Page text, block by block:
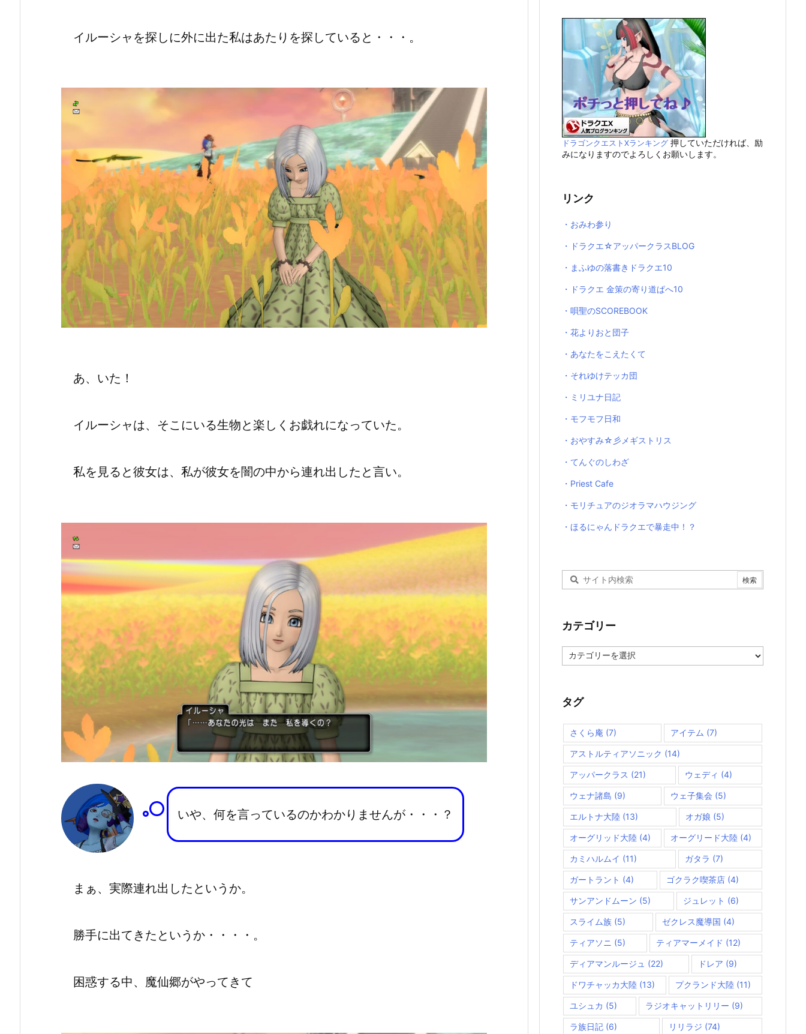
イルーシャを探しに外に出た私はあたりを探していると・・・。
あ、いた！
イルーシャは、そこにいる生物と楽しくお戯れになっていた。
私を見ると彼女は、私が彼女を闇の中から連れ出したと言い。
いや、何を言っているのかわかりませんが・・・？
まぁ、実際連れ出したというか。
勝手に出てきたというか・・・・。
困惑する中、魔仙郷がやってきて
ドラゴンクエストXランキング 押していただければ、励
みになりますのでよろしくお願いします。
リンク
・おみわ参り
・ドラクエ☆アッパークラスBLOG
・まふゆの落書きドラクエ10
・ドラクエ 金策の寄り道ぱへ10
・唄聖のSCOREBOOK
・花よりおと団子
・あなたをこえたくて
・それゆけテッカ団
・ミリユナ日記
・モフモフ日和
・おやすみ☆彡メギストリス
・てんぐのしわざ
・Priest Cafe
・モリチュアのジオラマハウジング
・ほるにゃんドラクエで暴走中！？
カテゴリー
テ
ー
タグ
さくら庵 (7) アイテム (7)
アストルティアソニック (14)
アッパークラス (21) ウェディ (4)
ウェナ諸島 (9) ウェ子集会 (5)
エルトナ大陸 (13) オガ娘 (5)
オーグリッド大陸 (4) オーグリード大陸 (4)
カミハルムイ (11) ガタラ (7)
ガートラント (4) ゴクラク喫茶店 (4)
サンアンドムーン (5) ジュレット (6)
スライム族 (5) ゼクレス魔導国 (4)
ティアソニ (5) ティアマーメイド (12)
ディアマンルージュ (22) ドレア (9)
ドワチャッカ大陸 (13) プクランド大陸 (11)
ユシュカ (5) ラジオキャットリリー (9)
ラ族日記 (6) リリラジ (74)